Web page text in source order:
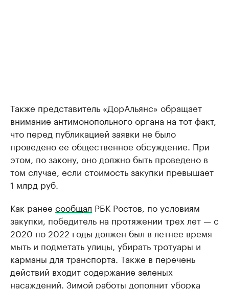
Также представитель «ДорАльянс» обращает
внимание антимонопольного органа на тот факт,
что перед публикацией заявки не было
проведено ее общественное обсуждение. При
этом, по закону, оно должно быть проведено в
том случае, если стоимость закупки превышает
1 млрд руб.
Как ранее сообщал РБК Ростов, по условиям
закупки, победитель на протяжении трех лет — с
2020 по 2022 годы должен был в летнее время
мыть и подметать улицы, убирать тротуары и
карманы для транспорта. Также в перечень
действий входит содержание зеленых
насаждений. Зимой работы дополнит уборка